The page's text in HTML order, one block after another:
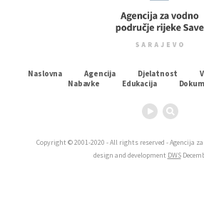
Naslovna Agencija Djelatnost
Nabavke
Edukacija
Copyright © 2001-2020 - All rights reserved - Agencija
design and development DWS